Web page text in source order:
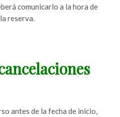
comunicarlo a la hora de
reserva.
antes de la fecha de inicio,